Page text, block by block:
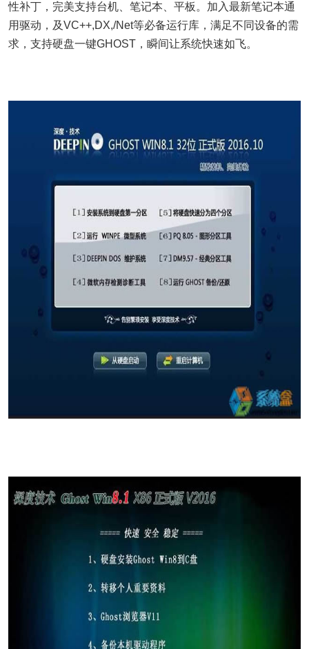
性补丁，完美支持台机、笔记本、平板。加入最新笔记本通
用驱动，及VC++,DX,/Net等必备运行库，满足不同设备的需
求，支持硬盘一键GHOST，瞬间让系统快速如飞。